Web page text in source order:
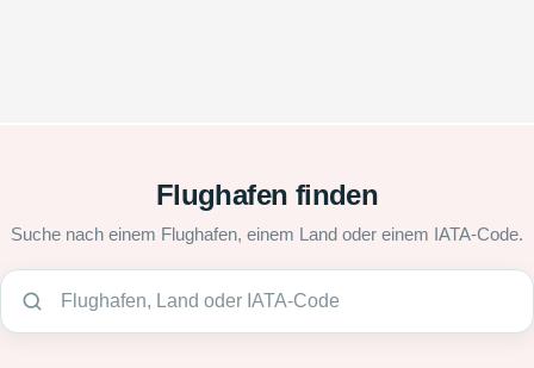
Flughafen finden
Suche nach einem Flughafen, einem Land oder einem IATA-Code.